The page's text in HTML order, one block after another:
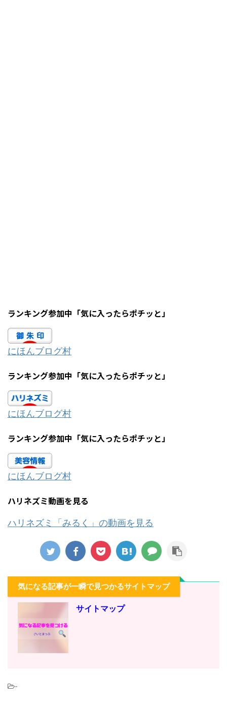
ランキング参加中「気に入ったらポチッと」
にほんブログ村
ランキング参加中「気に入ったらポチッと」
にほんブログ村
ランキング参加中「気に入ったらポチッと」
にほんブログ村
ハリネズミ動画を見る
ハリネズミ「みるく」の動画を見る
気になる記事が一瞬で見つかるサイトマップ
サイトマップ
-